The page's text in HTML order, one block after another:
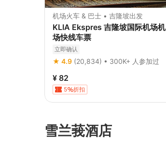
机场火车 & 巴士 • 吉隆坡出发
KLIA Ekspres 吉隆坡国际机场机
场快线车票
立即确认
★ 4.9 (20,834) • 300K+ 人参加过
¥ 82
5 折扣
雪兰莪酒店